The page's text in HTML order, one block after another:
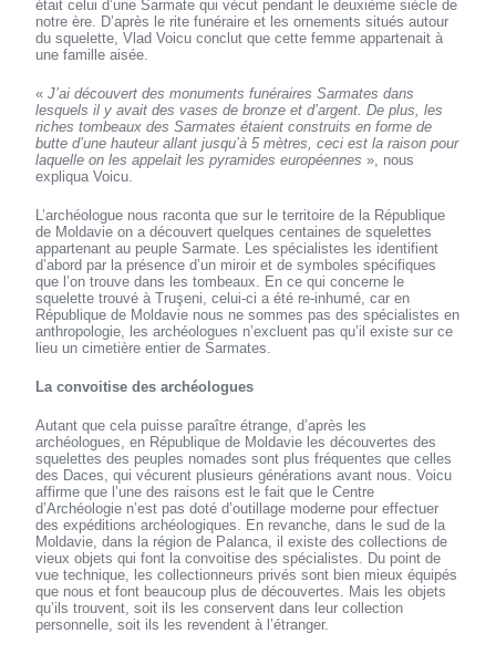
était celui d’une Sarmate qui vécut pendant le deuxième siècle de
notre ère. D’après le rite funéraire et les ornements situés autour
du squelette, Vlad Voicu conclut que cette femme appartenait à
une famille aisée.
«J’ai découvert des monuments funéraires Sarmates dans
lesquels il y avait des vases de bronze et d’argent. De plus, les
riches tombeaux des Sarmates étaient construits en forme de
butte d’une hauteur allant jusqu’à 5 mètres, ceci est la raison pour
laquelle on les appelait les pyramides européennes », nous
expliqua Voicu.
L’archéologue nous raconta que sur le territoire de la République
de Moldavie on a découvert quelques centaines de squelettes
appartenant au peuple Sarmate. Les spécialistes les identifient
d’abord par la présence d’un miroir et de symboles spécifiques
que l’on trouve dans les tombeaux. En ce qui concerne le
squelette trouvé à Truşeni, celui-ci a été re-inhumé, car en
République de Moldavie nous ne sommes pas des spécialistes en
anthropologie, les archéologues n’excluent pas qu’il existe sur ce
lieu un cimetière entier de Sarmates.
La convoitise des archéologues
Autant que cela puisse paraître étrange, d’après les
archéologues, en République de Moldavie les découvertes des
squelettes des peuples nomades sont plus fréquentes que celles
des Daces, qui vécurent plusieurs générations avant nous. Voicu
affirme que l’une des raisons est le fait que le Centre
d’Archéologie n’est pas doté d’outillage moderne pour effectuer
des expéditions archéologiques. En revanche, dans le sud de la
Moldavie, dans la région de Palanca, il existe des collections de
vieux objets qui font la convoitise des spécialistes. Du point de
vue technique, les collectionneurs privés sont bien mieux équipés
que nous et font beaucoup plus de découvertes. Mais les objets
qu’ils trouvent, soit ils les conservent dans leur collection
personnelle, soit ils les revendent à l’étranger.